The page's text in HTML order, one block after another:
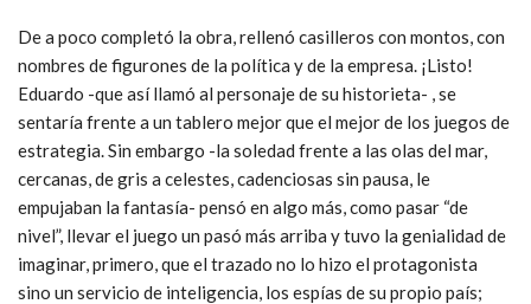
De a poco completó la obra, rellenó casilleros con montos, con
nombres de figurones de la política y de la empresa. ¡Listo!
Eduardo -que así llamó al personaje de su historieta- , se
sentaría frente a un tablero mejor que el mejor de los juegos de
estrategia. Sin embargo -la soledad frente a las olas del mar,
cercanas, de gris a celestes, cadenciosas sin pausa, le
empujaban la fantasía- pensó en algo más, como pasar “de
nivel”, llevar el juego un pasó más arriba y tuvo la genialidad de
imaginar, primero, que el trazado no lo hizo el protagonista
sino un servicio de inteligencia, los espías de su propio país;